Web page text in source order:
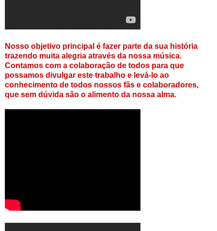
Nosso objetivo principal é fazer parte da sua história
trazendo muita alegria através da nossa música.
Contamos com a colaboração de todos para que
possamos divulgar este trabalho e levá-lo ao
conhecimento de todos nossos fãs e colaboradores,
que sem dúvida são o alimento da nossa alma.